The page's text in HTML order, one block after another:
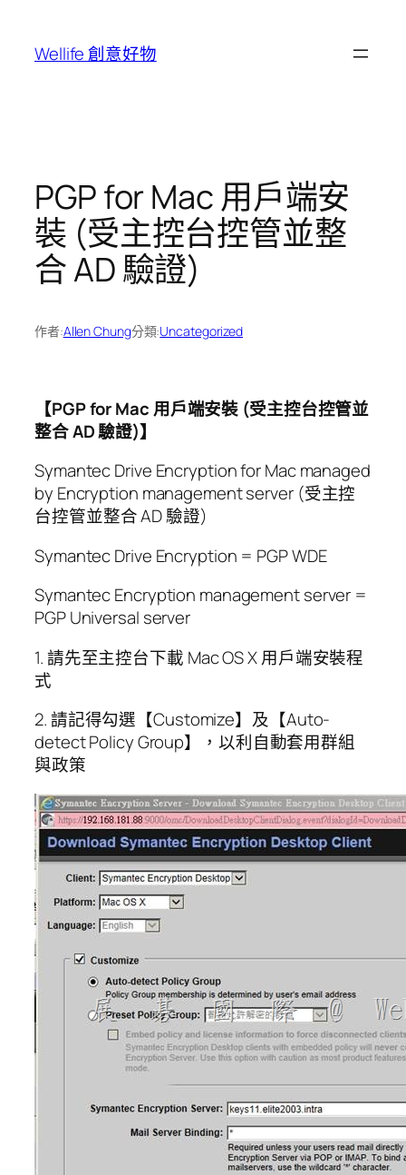
Wellife 創意好物
PGP for Mac 用戶端安
裝 (受主控台控管並整
合 AD 驗證)
作者:Allen Chung分類:Uncategorized
【PGP for Mac 用戶端安裝 (受主控台控管並
整合 AD 驗證)】
Symantec Drive Encryption for Mac managed
by Encryption management server (受主控
台控管並整合 AD 驗證)
Symantec Drive Encryption = PGP WDE
Symantec Encryption management server =
PGP Universal server
1. 請先至主控台下載 Mac OS X 用戶端安裝程
式
2. 請記得勾選【Customize】及【Auto-
detect Policy Group】，以利自動套用群組
與政策